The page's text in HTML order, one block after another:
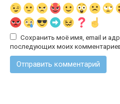
Сохранить моё имя, email и
последующих моих